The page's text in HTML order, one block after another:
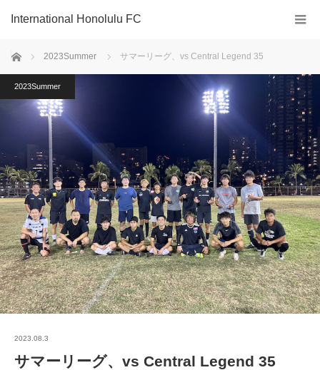
International Honolulu FC
ホーム 2023Summer サマーリーグ、vs Central Legend 35
2023Summer
2023.08.3
サマーリーグ、vs Central Legend 35